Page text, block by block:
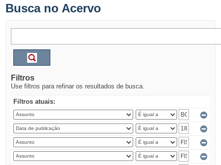
Busca no Acervo
Filtros
Use filtros para refinar os resultados de busca.
Filtros atuais: